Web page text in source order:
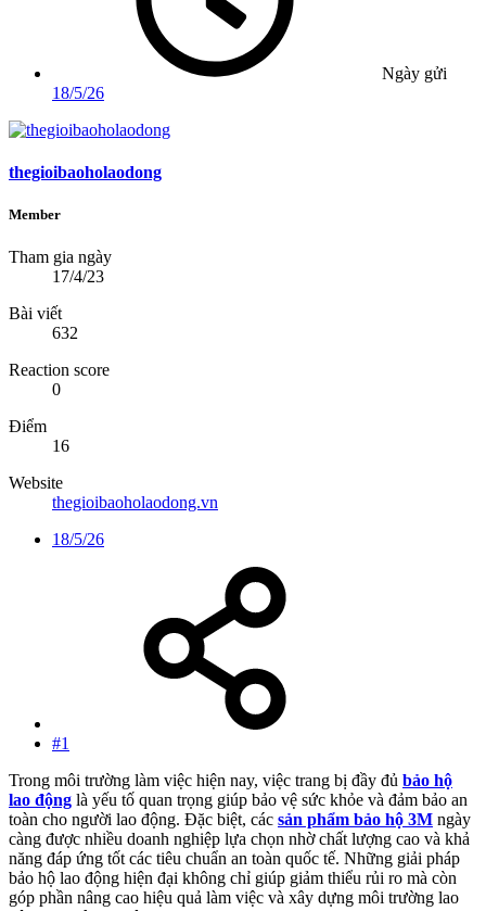
Ngày gửi
18/5/26
thegioibaoholaodong
Member
Tham gia ngày
17/4/23
Bài viết
632
Reaction score
0
Điểm
16
Website
thegioibaoholaodong.vn
18/5/26
#1
Trong môi trường làm việc hiện nay, việc trang bị đầy đủ bảo hộ
lao động là yếu tố quan trọng giúp bảo vệ sức khỏe và đảm bảo an
toàn cho người lao động. Đặc biệt, các sản phẩm bảo hộ 3M ngày
càng được nhiều doanh nghiệp lựa chọn nhờ chất lượng cao và khả
năng đáp ứng tốt các tiêu chuẩn an toàn quốc tế. Những giải pháp
bảo hộ lao động hiện đại không chỉ giúp giảm thiểu rủi ro mà còn
góp phần nâng cao hiệu quả làm việc và xây dựng môi trường lao